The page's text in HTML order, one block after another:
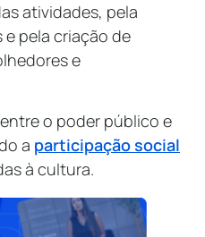
atividades, pela
pela criação de
e
o poder público e
a participação social
à cultura.